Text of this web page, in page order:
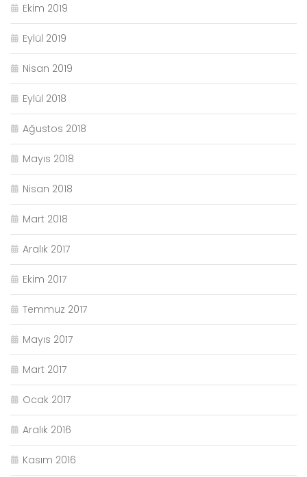
Ekim 2019
Eylül 2019
Nisan 2019
Eylül 2018
Ağustos 2018
Mayıs 2018
Nisan 2018
Mart 2018
Aralık 2017
Ekim 2017
Temmuz 2017
Mayıs 2017
Mart 2017
Ocak 2017
Aralık 2016
Kasım 2016